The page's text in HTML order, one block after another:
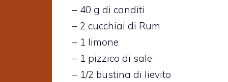
– 40 g di canditi
– 2 cucchiai di Rum
– 1 limone
– 1 pizzico di sale
– 1/2 bustina di lievito